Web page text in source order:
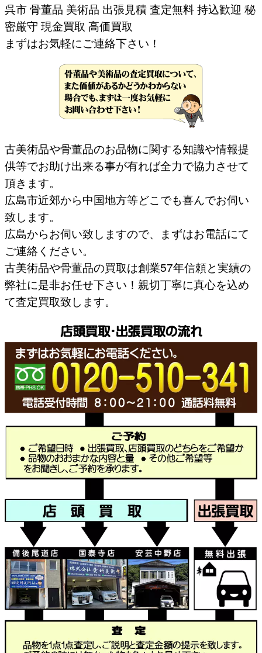
呉市 骨董品 美術品 出張見積 査定無料 持込歓迎 秘
密厳守 現金買取 高価買取
まずはお気軽にご連絡下さい！
古美術品や骨董品のお品物に関する知識や情報提
供等でお助け出来る事が有れば全力で協力させて
頂きます。
広島市近郊から中国地方等どこでも喜んでお伺い
致します。
広島からお伺い致しますので、まずはお電話にて
ご連絡ください。
古美術品や骨董品の買取は創業57年信頼と実績の
弊社に是非お任せ下さい！親切丁寧に真心を込め
て査定買取致します。